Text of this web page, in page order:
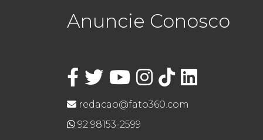
Anuncie Conosco
redacao@fato360.com
92 98153-2599